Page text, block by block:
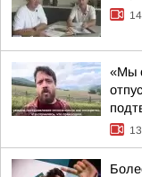
«Мы